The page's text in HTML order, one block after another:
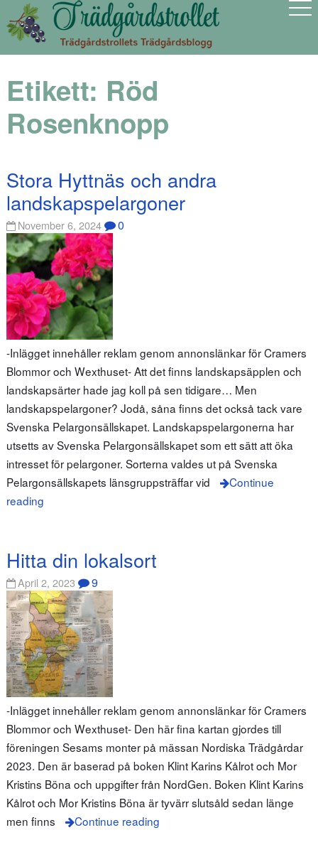
Etikett: Röd
Rosenknopp
Stora Hyttnäs och andra
landskapspelargoner
November 6, 2024 0
-Inlägget innehåller reklam genom annonslänkar för Cramers
Blommor och Wexthuset- Att det finns landskapsäpplen och
landskapsärter hade jag koll på sen tidigare… Men
landskapspelargoner? Jodå, såna finns det också tack vare
Svenska Pelargonsällskapet. Landskapspelargonerna har
utsetts av Svenska Pelargonsällskapet som ett sätt att öka
intresset för pelargoner. Sorterna valdes ut på Svenska
Pelargonsällskapets länsgruppsträffar vid
Continue
reading
Hitta din lokalsort
April 2, 2023 9
-Inlägget innehåller reklam genom annonslänkar för Cramers
Blommor och Wexthuset- Den här fina kartan gjordes till
föreningen Sesams monter på mässan Nordiska Trädgårdar
2023. Den är baserad på boken Klint Karins Kålrot och Mor
Kristins Böna och uppgifter från NordGen. Boken Klint Karins
Kålrot och Mor Kristins Böna är tyvärr slutsåld sedan länge
men finns
Continue reading